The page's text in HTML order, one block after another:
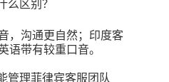
么区别？
，沟通更自然；印度客
语带有较重口音。
管理菲律宾客服团队